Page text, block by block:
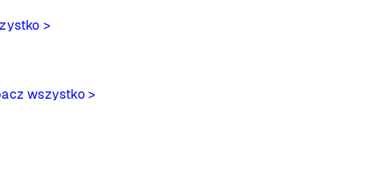
>
wszystko >